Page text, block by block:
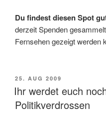
Du findest diesen Spot
derzeit Spenden
Fernsehen gezeigt werden
POSTED
ON
25. AUG 2009
Ihr werdet euch
Politikverdrossen